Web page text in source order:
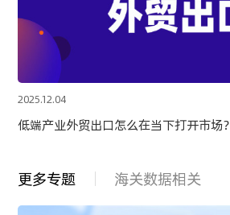
2025.12.04
低端产业外贸出口怎么在当下打开市场？
更多专题 海关数据相关